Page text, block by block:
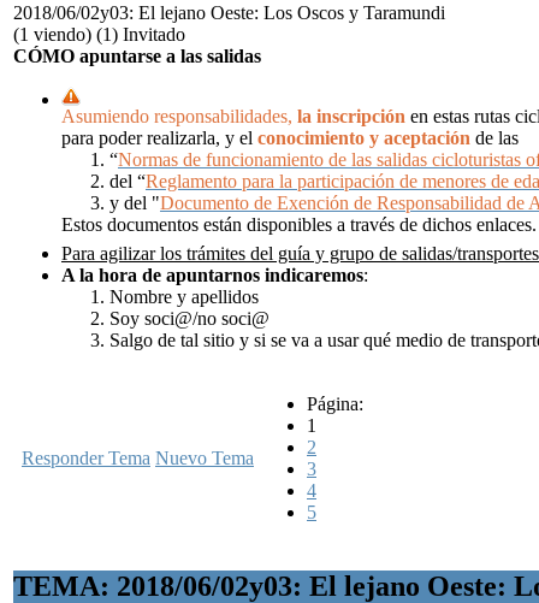
2018/06/02y03: El lejano Oeste: Los Oscos y Taramundi
(1 viendo) (1) Invitado
CÓMO apuntarse a las salidas
Asumiendo responsabilidades, la inscripción en estas rutas
para poder realizarla, y el conocimiento y aceptación de las
“Normas de funcionamiento de las salidas cicloturistas
del “Reglamento para la participación de menores de
y del "Documento de Exención de Responsabilidad de
Estos documentos están disponibles a través de dichos enlaces.
Para agilizar los trámites del guía y grupo de salidas/transportes
A la hora de apuntarnos indicaremos:
Nombre y apellidos
Soy soci@/no soci@
Salgo de tal sitio y si se va a usar qué medio de
Responder Tema Nuevo Tema
Página:
1
2
3
4
5
TEMA: 2018/06/02y03: El lejano Oeste: